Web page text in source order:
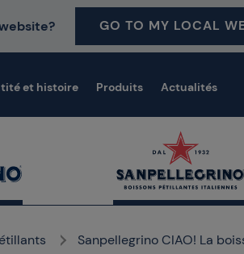
GO TO MY LOCAL
et histoire Produits Actualités
Sanpellegrino CIAO! La